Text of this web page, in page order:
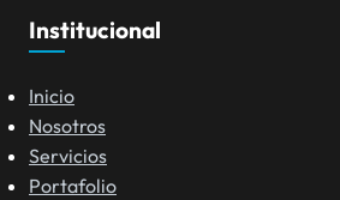
Institucional
Inicio
Nosotros
Servicios
Portafolio